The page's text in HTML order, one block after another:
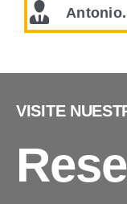
Antonio.
VISITE